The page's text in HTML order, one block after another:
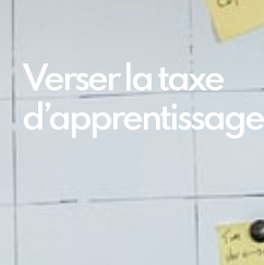
Verser la taxe
d’apprentissage